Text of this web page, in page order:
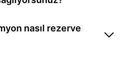
nasıl rezerve